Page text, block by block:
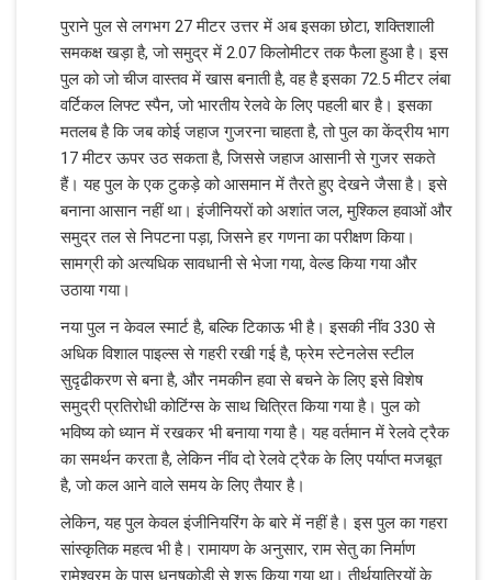
पुराने पुल से लगभग 27 मीटर उत्तर में अब इसका छोटा, शक्तिशाली
समकक्ष खड़ा है, जो समुद्र में 2.07 किलोमीटर तक फैला हुआ है। इस
पुल को जो चीज वास्तव में खास बनाती है, वह है इसका 72.5 मीटर लंबा
वर्टिकल लिफ्ट स्पैन, जो भारतीय रेलवे के लिए पहली बार है। इसका
मतलब है कि जब कोई जहाज गुजरना चाहता है, तो पुल का केंद्रीय भाग
17 मीटर ऊपर उठ सकता है, जिससे जहाज आसानी से गुजर सकते
हैं। यह पुल के एक टुकड़े को आसमान में तैरते हुए देखने जैसा है। इसे
बनाना आसान नहीं था। इंजीनियरों को अशांत जल, मुश्किल हवाओं और
समुद्र तल से निपटना पड़ा, जिसने हर गणना का परीक्षण किया।
सामग्री को अत्यधिक सावधानी से भेजा गया, वेल्ड किया गया और
उठाया गया।
नया पुल न केवल स्मार्ट है, बल्कि टिकाऊ भी है। इसकी नींव 330 से
अधिक विशाल पाइल्स से गहरी रखी गई है, फ्रेम स्टेनलेस स्टील
सुदृढीकरण से बना है, और नमकीन हवा से बचने के लिए इसे विशेष
समुद्री प्रतिरोधी कोटिंग्स के साथ चित्रित किया गया है। पुल को
भविष्य को ध्यान में रखकर भी बनाया गया है। यह वर्तमान में रेलवे ट्रैक
का समर्थन करता है, लेकिन नींव दो रेलवे ट्रैक के लिए पर्याप्त मजबूत
है, जो कल आने वाले समय के लिए तैयार है।
लेकिन, यह पुल केवल इंजीनियरिंग के बारे में नहीं है। इस पुल का गहरा
सांस्कृतिक महत्व भी है। रामायण के अनुसार, राम सेतु का निर्माण
रामेश्वरम के पास धनुषकोड़ी से शुरू किया गया था। तीर्थयात्रियों के